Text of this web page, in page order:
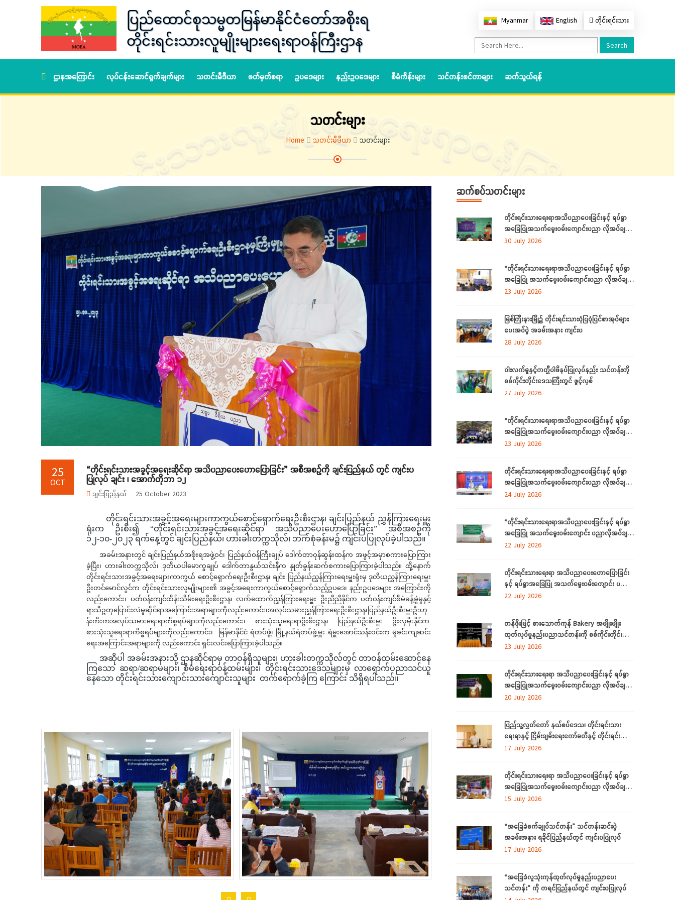
ပြည်ထောင်စုသမ္မတမြန်မာနိုင်ငံတော်အစိုးရ
တိုင်းရင်းသားလူမျိုးများရေးရာဝန်ကြီးဌာန
Myanmar English တိုင်းရင်းသား
Search
ဌာနအကြောင်း လုပ်ငန်းဆောင်ရွက်ချက်များ သတင်းမီဒီယာ ဖတ်မှတ်စရာ ဥပဒေများ နည်းဥပဒေများ စီမံကိန်းများ သင်တန်းစင်တာများ ဆက်သွယ်ရန်
သတင်းများ
Home သတင်းမီဒီယာ သတင်းများ
25
OCT
“တိုင်းရင်းသားအခွင့်အရေးဆိုင်ရာ အသိပညာပေးဟောပြောခြင်း” အစီအစဉ်ကို ချင်းပြည်နယ် တွင် ကျင်းပ
ပြုလုပ် ချင်း ၊ အောက်တိုဘာ ၁၂
ချင်းပြည်နယ် 25 October 2023
တိုင်းရင်းသားအခွင့်အရေးများကာကွယ်စောင့်ရှောက်ရေးဦးစီးဌာန၊ ချင်းပြည်နယ် ညွှန်ကြားရေးမှူး
ရုံးက ဦးစီး၍ “တိုင်းရင်းသားအခွင့်အရေးဆိုင်ရာ အသိပညာပေးဟောပြောခြင်း” အစီအစဉ်ကို
၁၂-၁၀-၂၀၂၃ ရက်နေ့တွင် ချင်းပြည်နယ်၊ ဟားခါးတက္ကသိုလ်၊ ဘက်စုံခန်းမ၌ ကျင်းပပြုလုပ်ခဲ့ပါသည်။
အခမ်းအနားတွင် ချင်းပြည်နယ်အစိုးရအဖွဲ့ဝင်၊ ပြည်နယ်ဝန်ကြီးချုပ် ဒေါက်တာဝုန်ဆွန်းထန်က အဖွင့်အမှာစကားပြောကြား
ခဲ့ပြီး၊ ဟားခါးတက္ကသိုလ်၊ ဒုတိယပါမောက္ခချုပ် ဒေါက်တာနွယ်သင်းနီက နှုတ်ခွန်းဆက်စကားပြောကြားခဲ့ပါသည်။ ထို့နောက်
တိုင်းရင်းသားအခွင့်အရေးများကာကွယ် စောင့်ရှောက်ရေးဦးစီးဌာန၊ ချင်း ပြည်နယ်ညွှန်ကြားရေးမှူးရုံးမှ ဒုတိယညွှန်ကြားရေးမှူး
ဦးတင်မောင်လွင်က တိုင်းရင်းသားလူမျိုးများ၏ အခွင့်အရေးကာကွယ်စောင့်ရှောက်သည့်ဥပဒေ၊ နည်းဥပဒေများ အကြောင်းကို
လည်းကောင်း၊ ပတ်ဝန်းကျင်ထိန်းသိမ်းရေးဦးစီးဌာန၊ လက်ထောက်ညွှန်ကြားရေးမှူး ဦးညီညီနိုင်က ပတ်ဝန်းကျင်စီမံခန့်ခွဲမှုနှင့်
ရာသီဥတုပြောင်းလဲမှုဆိုင်ရာအကြောင်းအရာများကိုလည်းကောင်း၊အလုပ်သမားညွှန်ကြားရေးဦးစီးဌာန၊ပြည်နယ်ဦးစီးမှူးဦးဟု
န်းကီးကအလုပ်သမားရေးရာကိစ္စရပ်များကိုလည်းကောင်း၊ စားသုံးသူရေးရာဦးစီးဌာန၊ ပြည်နယ်ဦးစီးမှူး ဦးလှမိုးနိုင်က
စားသုံးသူရေးရာကိစ္စရပ်များကိုလည်းကောင်း၊ မြန်မာနိုင်ငံ ရဲတပ်ဖွဲ့၊ မြို့နယ်ရဲတပ်ဖွဲ့မှူး ရဲမှူးအောင်သန်းဝင်းက မှုခင်းကျဆင်း
ရေးအကြောင်းအရာများကို လည်းကောင်း ရှင်းလင်းပြောကြားခဲ့ပါသည်။
အဆိုပါ အခမ်းအနားသို့ ဌာနဆိုင်ရာမှ တာဝန်ရှိသူများ၊ ဟားခါးတက္ကသိုလ်တွင် တာဝန်ထမ်းဆောင်နေ
ကြသော ဆရာ/ဆရာမများ၊ စီမံရေးရာဝန်ထမ်းများ၊ တိုင်းရင်းသားဒေသများမှ လာရောက်ပညာသင်ယူ
နေသော တိုင်းရင်းသားကျောင်းသားကျောင်းသူများ တက်ရောက်ခဲ့ကြ ကြောင်း သိရှိရပါသည်။
ဆက်စပ်သတင်းများ
တိုင်းရင်းသားရေးရာအသိပညာပေးခြင်းနှင့် ရပ်ရွာ
အခြေပြုအသက်မွေးဝမ်းကျောင်းပညာ လိုအပ်ချက်
တို့ကို ဆန်းစစ်စီမံခြင်းအစီအစဉ်ကို ကချင်ပြည်နယ်
30 July 2026
“တိုင်းရင်းသားရေးရာအသိပညာပေးခြင်းနှင့် ရပ်ရွာ
အခြေပြု အသက်မွေးဝမ်းကျောင်းပညာ လိုအပ်ချက်
ဆန်းစစ်စီမံခြင်း အစီအစဉ်”
23 July 2026
မြစ်ကြီးနားမြို့၌ တိုင်းရင်းသားပုံပြပုံပြင်စာအုပ်များ
ပေးအပ်ပွဲ အခမ်းအနား ကျင်းပ
28 July 2026
ဝါးလက်မှုနှင့်ကတ္တီပါဖိနပ်ပြုလုပ်နည်း သင်တန်းကို
စစ်ကိုင်းတိုင်းဒေသကြီးတွင် ဖွင့်လှစ်
27 July 2026
“တိုင်းရင်းသားရေးရာအသိပညာပေးခြင်းနှင့် ရပ်ရွာ
အခြေပြုအသက်မွေးဝမ်းကျောင်းပညာ လိုအပ်ချက်
တို့ကို ဆန်းစစ်စီမံခြင်း အစီအစဉ်”ကို စစ်ကိုင်းတိုင်း
23 July 2026
တိုင်းရင်းသားရေးရာအသိပညာပေးခြင်းနှင့် ရပ်ရွာ
အခြေပြုအသက်မွေးဝမ်းကျောင်းပညာ လိုအပ်ချက်
တို့ကို ဆန်းစစ်စီမံခြင်းအစီအစဉ်ကို ဧရာဝတီတိုင်း
24 July 2026
“တိုင်းရင်းသားရေးရာအသိပညာပေးခြင်းနှင့် ရပ်ရွာ
အခြေပြု အသက်မွေးဝမ်းကျောင်း ပညာလိုအပ်ချက်
ဆန်းစစ်စီမံခြင်း အစီအစဉ်” နှင့် “အခြေခံစက်ချုပ်
ပြုလုပ်
22 July 2026
တိုင်းရင်းသားရေးရာ အသိပညာပေးဟောပြောခြင်း
နှင့် ရပ်ရွာအခြေပြု အသက်မွေးဝမ်းကျောင်း ပညာ
လိုအပ်ချက်တို့ကို ဆန်းစစ်စီမံခြင်း အစီအစဉ်ကို
22 July 2026
တန်ဖိုးမြင့် စားသောက်ကုန် Bakery အမျိုးမျိုး
ထုတ်လုပ်မှုနည်းပညာသင်တန်းကို စစ်ကိုင်းတိုင်း
ဒေသကြီး၊ လဟယ်မြို့၌ ဖွင့်လှစ်
23 July 2026
တိုင်းရင်းသားရေးရာ အသိပညာပေးခြင်းနှင့် ရပ်ရွာ
အခြေပြုအသက်မွေးဝမ်းကျောင်းပညာ လိုအပ်ချက်
များကို ဆန်းစစ်စီမံခြင်း အစီအစဉ်ကို ပဲခူးတိုင်း
20 July 2026
ပြည်သူ့လွှတ်တော် နယ်စပ်ဒေသ၊ တိုင်းရင်းသား
ရေးရာနှင့် ငြိမ်းချမ်းရေးကော်မတီနှင့် တိုင်းရင်းသား
လူမျိုးများရေးရာဝန်ကြီးဌာနတို့ တွေ့ဆုံဆွေးနွေး
17 July 2026
တိုင်းရင်းသားရေးရာ အသိပညာပေးခြင်းနှင့် ရပ်ရွာ
အခြေပြုအသက်မွေးဝမ်းကျောင်းပညာ လိုအပ်ချက်
တို့ကို ဆန်းစစ်စီမံခြင်း အစီအစဉ်ကို ပဲခူးတိုင်းဒေသ
15 July 2026
“အခြေခံစက်ချုပ်သင်တန်း” သင်တန်းဆင်းပွဲ
အခမ်းအနား ရခိုင်ပြည်နယ်တွင် ကျင်းပပြုလုပ်
17 July 2026
“အခြေခံလူသုံးကုန်ထုတ်လုပ်မှုနည်းပညာပေး
သင်တန်း” ကို ကရင်ပြည်နယ်တွင် ကျင်းပပြုလုပ်